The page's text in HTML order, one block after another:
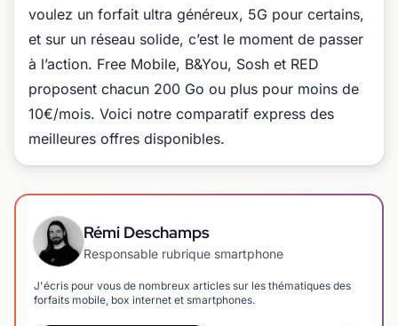
voulez un forfait ultra généreux, 5G pour certains,
et sur un réseau solide, c’est le moment de passer
à l’action. Free Mobile, B&You, Sosh et RED
proposent chacun 200 Go ou plus pour moins de
10€/mois. Voici notre comparatif express des
meilleures offres disponibles.
Rémi Deschamps
Responsable rubrique smartphone
J'écris pour vous de nombreux articles sur les thématiques des
forfaits mobile, box internet et smartphones.